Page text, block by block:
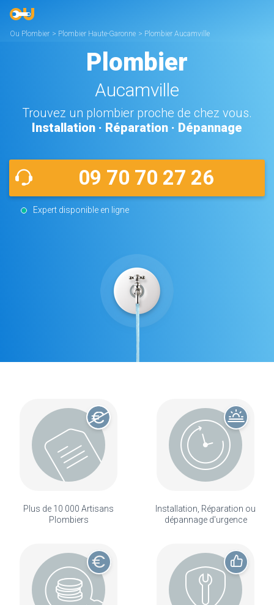
Ou Plombier > Plombier Haute-Garonne > Plombier Aucamville
Plombier
Aucamville
Trouvez un plombier proche de chez vous.
Installation · Réparation · Dépannage
09 70 70 27 26
Expert disponible en ligne
Plus de 10 000 Artisans
Plombiers
Installation, Réparation ou
dépannage d'urgence